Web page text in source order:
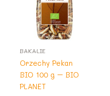
BAKALIE
Orzechy Pekan
BIO 100 g – BIO
PLANET